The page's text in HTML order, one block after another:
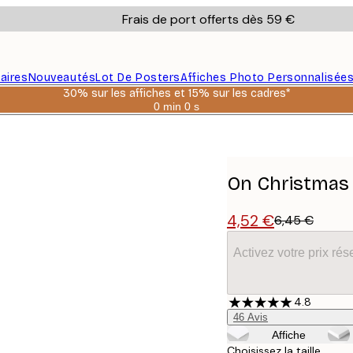
Frais de port offerts dès 59 €
NouveautésLot De PostersAffiches Photo
30% sur les affiches et 15% sur les cadres*
0 min 0 s
Valable
On
4,52 €6,45 €
Activez votre prix
4.8
46 Avis
Affiche